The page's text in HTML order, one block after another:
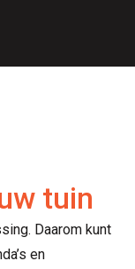
tuin
Daarom kunt
en